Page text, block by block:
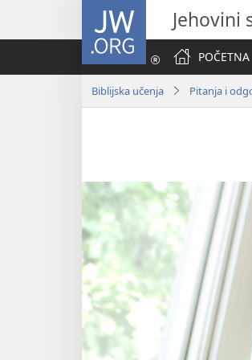
JW.ORG Jehovini
POČETNA
Biblijska učenja Pitanja i